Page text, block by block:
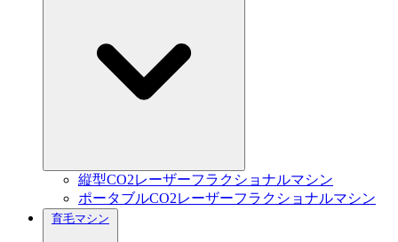
縦型CO2レーザーフラクショナルマシン
ポータブルCO2レーザーフラクショナルマシン
育毛マシン